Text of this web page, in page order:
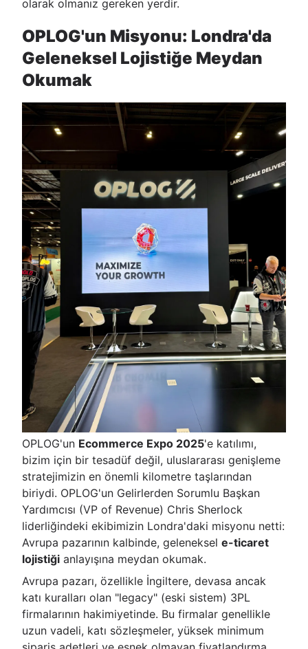
olarak olmanız gereken yerdir.
OPLOG'un Misyonu: Londra'da
Geleneksel Lojistiğe Meydan
Okumak
OPLOG'un Ecommerce Expo 2025'e katılımı,
bizim için bir tesadüf değil, uluslararası genişleme
stratejimizin en önemli kilometre taşlarından
biriydi. OPLOG'un Gelirlerden Sorumlu Başkan
Yardımcısı (VP of Revenue) Chris Sherlock
liderliğindeki ekibimizin Londra'daki misyonu netti:
Avrupa pazarının kalbinde, geleneksel e-ticaret
lojistiği anlayışına meydan okumak.
Avrupa pazarı, özellikle İngiltere, devasa ancak
katı kuralları olan "legacy" (eski sistem) 3PL
firmalarının hakimiyetinde. Bu firmalar genellikle
uzun vadeli, katı sözleşmeler, yüksek minimum